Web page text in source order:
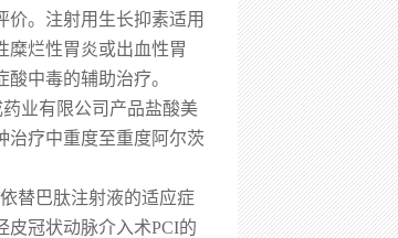
。注射用生长抑素适用
糜烂性胃炎或出血性胃
中毒的辅助治疗。
业有限公司产品盐酸美
治疗中重度至重度阿尔茨
替巴肽注射液的适应症
皮冠状动脉介入术PCI的